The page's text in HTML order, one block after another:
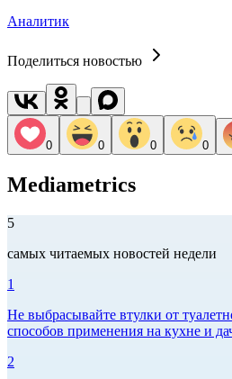
Аналитик
Поделиться новостью
0 0 0 0
Mediametrics
5
самых читаемых новостей недели
1
Не выбрасывайте втулки от
способов применения на кухне и
2